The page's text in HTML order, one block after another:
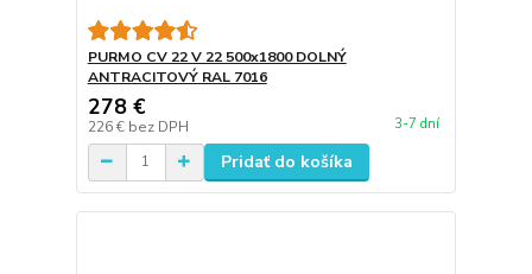
PURMO CV 22 V 22 500x1800 DOLNÝ
ANTRACITOVÝ RAL 7016
278 €
226 € bez DPH 3-7 dní
Pridať do košíka